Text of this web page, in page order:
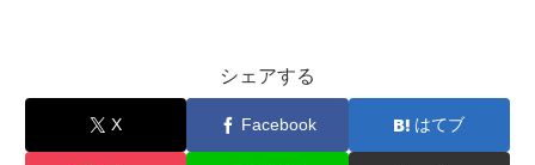
シェアする
X Facebook はてブ